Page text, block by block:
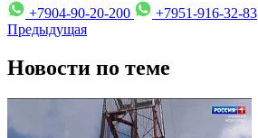
+7904-90-20-200
+7951-916-32-83
Предыдущая
Новости по теме